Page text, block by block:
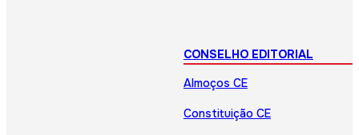
CONSELHO EDITORIAL
Almoços CE
Constituição CE